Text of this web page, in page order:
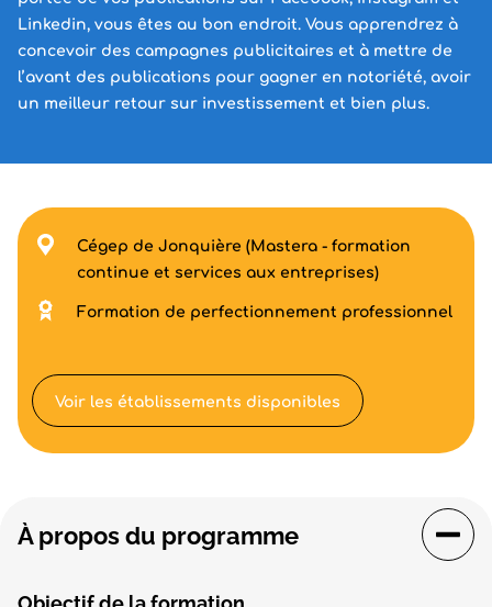
Linkedin, vous êtes au bon endroit. Vous apprendrez à
concevoir des campagnes publicitaires et à mettre de
l’avant des publications pour gagner en notoriété, avoir
un meilleur retour sur investissement et bien plus.
À propos du programme
Cégep de Jonquière (Mastera - formation
continue et services aux entreprises)
Formation de perfectionnement professionnel
Voir les établissements disponibles